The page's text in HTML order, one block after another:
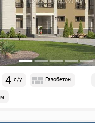
4 с/у Газобетон
м